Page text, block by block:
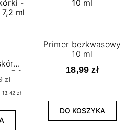
7,2
zł
zł
Primer bezkwasowy
10 ml
18,99 zł
DO KOSZYKA